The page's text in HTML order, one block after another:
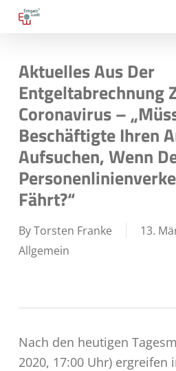
Skip
content
Aktuelles Aus Der
Entgeltabrechnung
Coronavirus –
Beschäftigte Ihren
Aufsuchen, Wenn
Fährt?“
ByTorsten Franke 13.
Allgemein
Nach den heutigen
2020, 17:00 Uhr) ergreifen